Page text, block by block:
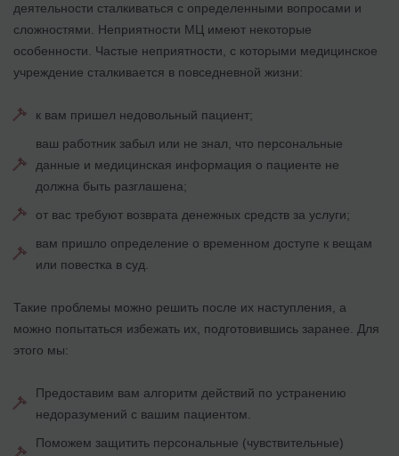
деятельности сталкиваться с определенными вопросами и
сложностями. Неприятности МЦ имеют некоторые
особенности. Частые неприятности, с которыми медицинское
учреждение сталкивается в повседневной жизни:
к вам пришел недовольный пациент;
ваш работник забыл или не знал, что персональные
данные и медицинская информация о пациенте не
должна быть разглашена;
от вас требуют возврата денежных средств за услуги;
вам пришло определение о временном доступе к вещам
или повестка в суд.
Такие проблемы можно решить после их наступления, а
можно попытаться избежать их, подготовившись заранее. Для
этого мы:
Предоставим вам алгоритм действий по устранению
недоразумений с вашим пациентом.
Поможем защитить персональные (чувствительные)